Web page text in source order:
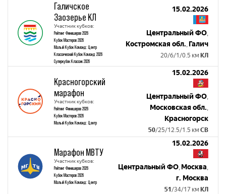
Галичское
Заозерье КЛ
Участник кубков:
Рейтинг Финишеров 2026
Кубок Мастеров 2026
Малый Кубок Команд: Центр
Классический Кубок Команд 2026
Суперкубок Классик 2026
15.02.2026
Центральный ФО,
Костромская обл., Галич
20/6/1/0.5 км КЛ
Красногорский
марафон
Участник кубков:
Рейтинг Финишеров 2026
Кубок Мастеров 2026
Малый Кубок Команд: Центр
15.02.2026
Центральный ФО,
Московская обл.,
Красногорск
50/25/12.5/1.5 км СВ
Марафон МВТУ
Участник кубков:
Рейтинг Финишеров 2026
Кубок Мастеров 2026
Малый Кубок Команд: Центр
15.02.2026
Центральный ФО, Москва,
г. Москва
51 /34/17 км КЛ